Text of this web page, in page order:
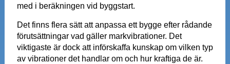
med i beräkningen vid byggstart.
Det finns flera sätt att anpassa ett bygge efter rådande
förutsättningar vad gäller markvibrationer. Det
viktigaste är dock att införskaffa kunskap om vilken typ
av vibrationer det handlar om och hur kraftiga de är.